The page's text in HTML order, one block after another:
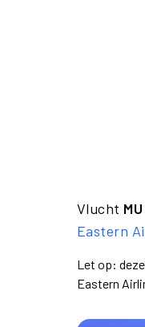
Vlucht
Eastern
Let op:
Eastern